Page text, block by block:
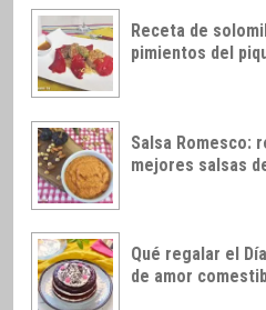
Receta de
pimientos del
Salsa Romesco:
mejores salsas
Qué regalar el
de amor